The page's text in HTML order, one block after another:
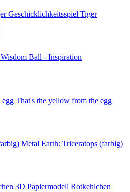
Geschicklichkeitsspiel Tiger
Wisdom Ball - Inspiration
That's the yellow from the egg
Metal Earth: Triceratops (farbig)
3D Papiermodell Rotkehlchen